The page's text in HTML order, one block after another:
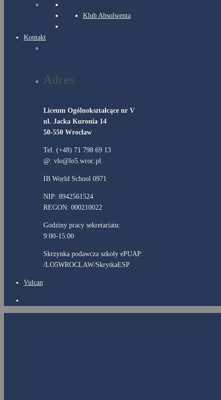
Klub Absolwenta
Kontakt
Adres
Liceum Ogólnokształcące nr V
ul. Jacka Kuronia 14
50-550 Wrocław
Tel. (+48) 71 798 69 13
@: vlo@lo5.wroc.pl
IB World School 0971
NIP: 8942561524
REGON: 000210022
Godziny pracy sekretariatu:
9:00-15:00
Skrzynka podawcza szkoły ePUAP:
/LO5WROCLAW/SkrytkaESP
Vulcan